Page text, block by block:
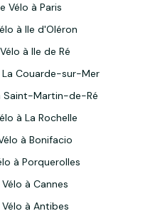
Vélo à Paris
à Ile d'Oléron
à Ile de Ré
Couarde-sur-Mer
Saint-Martin-de-Ré
à La Rochelle
à Bonifacio
à Porquerolles
à Cannes
à Antibes